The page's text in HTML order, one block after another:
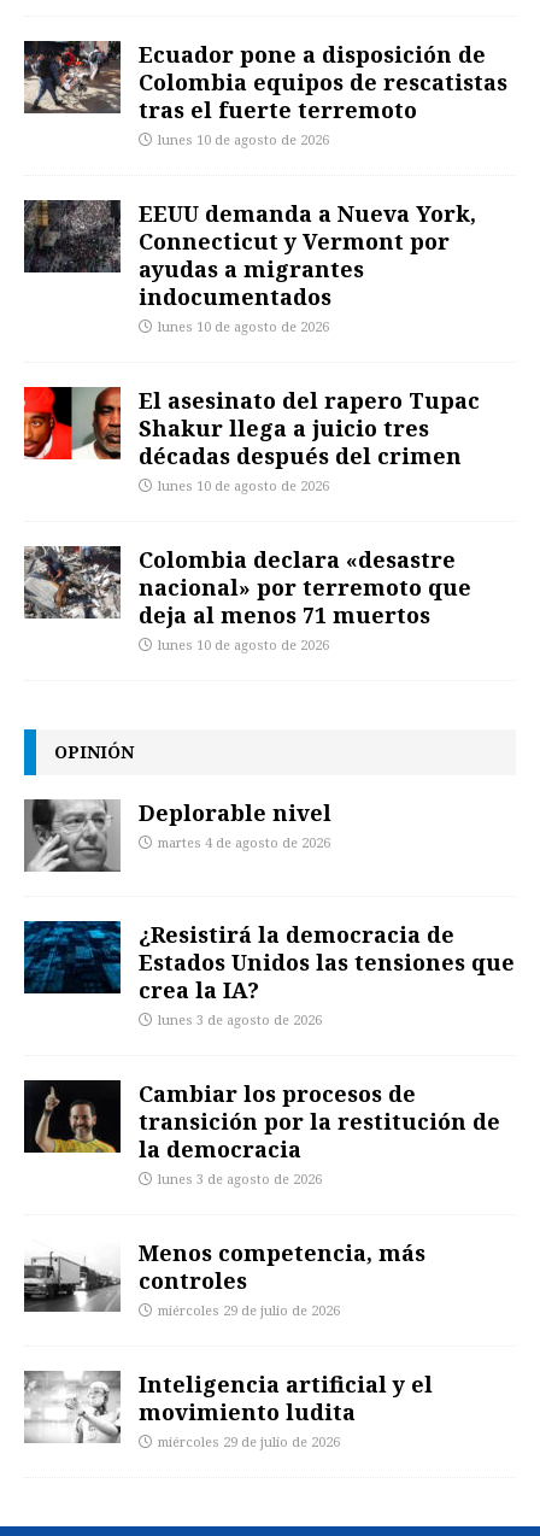
Ecuador pone a disposición de
Colombia equipos de rescatistas
tras el fuerte terremoto
lunes 10 de agosto de 2026
EEUU demanda a Nueva York,
Connecticut y Vermont por
ayudas a migrantes
indocumentados
lunes 10 de agosto de 2026
El asesinato del rapero Tupac
Shakur llega a juicio tres
décadas después del crimen
lunes 10 de agosto de 2026
Colombia declara «desastre
nacional» por terremoto que
deja al menos 71 muertos
lunes 10 de agosto de 2026
OPINIÓN
Deplorable nivel
martes 4 de agosto de 2026
¿Resistirá la democracia de
Estados Unidos las tensiones que
crea la IA?
lunes 3 de agosto de 2026
Cambiar los procesos de
transición por la restitución de
la democracia
lunes 3 de agosto de 2026
Menos competencia, más
controles
miércoles 29 de julio de 2026
Inteligencia artificial y el
movimiento ludita
miércoles 29 de julio de 2026